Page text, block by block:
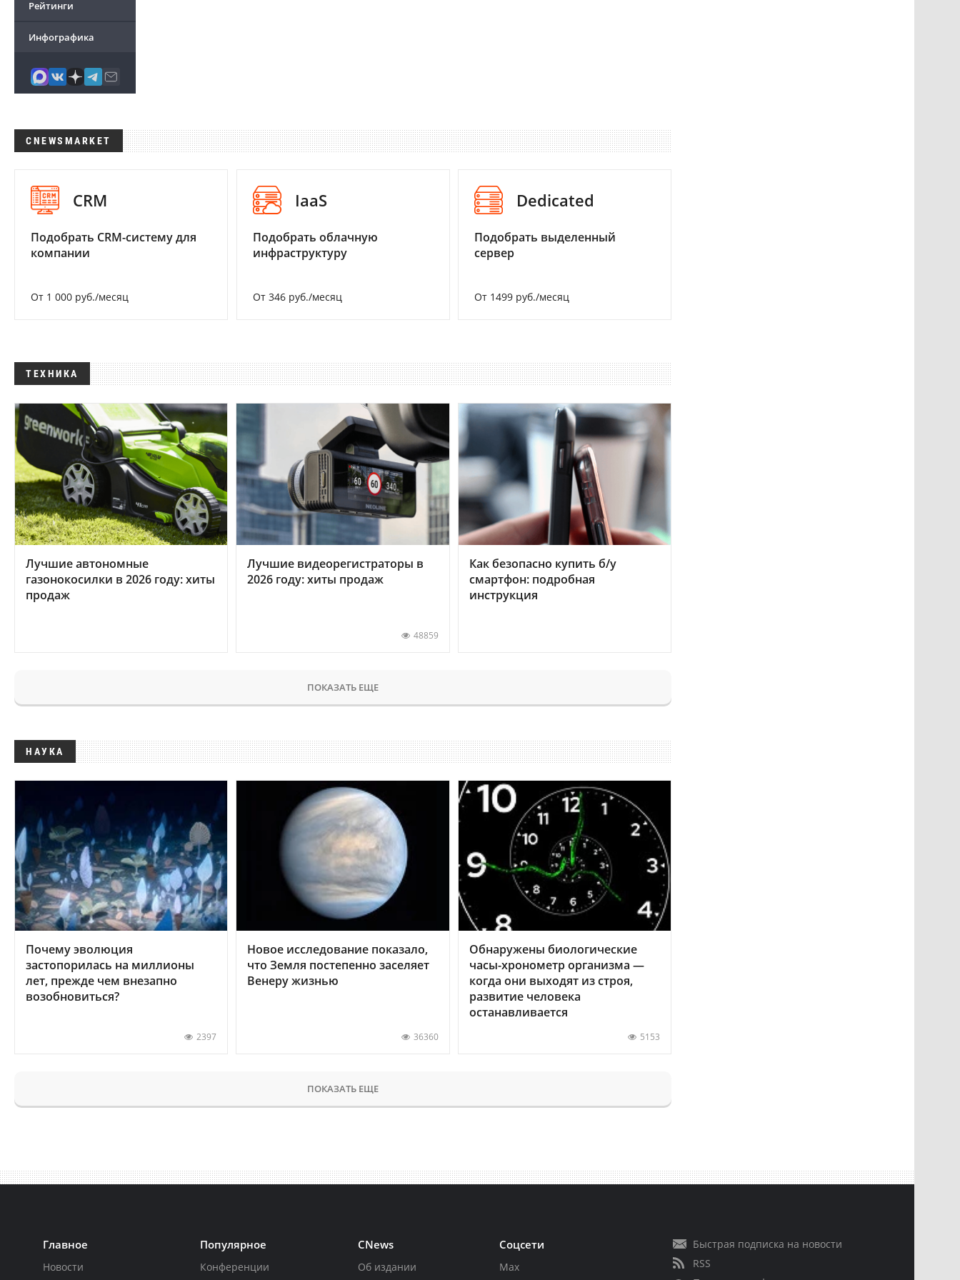
Рейтинги
Инфографика
CNEWSMARKET
CRM
Подобрать CRM-систему для
компании
От 1 000 руб./месяц
IaaS
Подобрать облачную
инфраструктуру
От 346 руб./месяц
Dedicated
Подобрать выделенный
сервер
От 1499 руб./месяц
ТЕХНИКА
Лучшие автономные
газонокосилки в 2026 году: хиты
продаж
Лучшие видеорегистраторы в
2026 году: хиты продаж
48859
Как безопасно купить б/у
смартфон: подробная
инструкция
ПОКАЗАТЬ ЕЩЕ
НАУКА
Почему эволюция
застопорилась на миллионы
лет, прежде чем внезапно
возобновиться?
2397
Новое исследование показало,
что Земля постепенно заселяет
Венеру жизнью
36360
Обнаружены биологические
часы-хронометр организма —
когда они выходят из строя,
развитие человека
останавливается
5153
ПОКАЗАТЬ ЕЩЕ
Главное
Новости
Популярное
Конференции
CNews
Об издании
Соцсети
Max
Быстрая подписка на новости
RSS